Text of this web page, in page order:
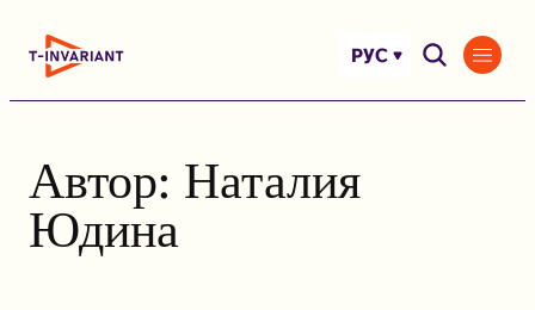
РУС
Автор: Наталия
Юдина